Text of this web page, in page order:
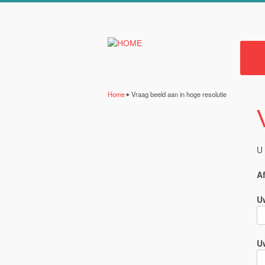
Erfgoedbank
Home ▶ Vraag beeld aan in hoge resolutie